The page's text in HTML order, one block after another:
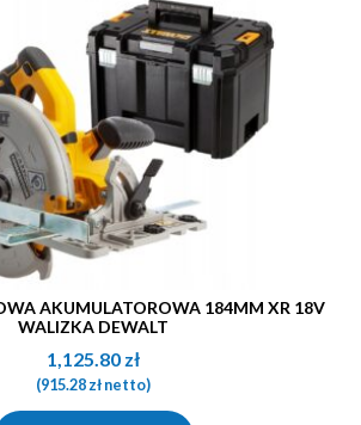
WALIZKA DEWALT
1,125.80 zł
(915.28złnetto)